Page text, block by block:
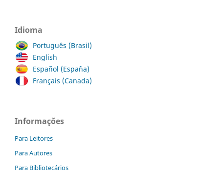
Idioma
Português (Brasil)
English
Español (España)
Français (Canada)
Informações
Para Leitores
Para Autores
Para Bibliotecários